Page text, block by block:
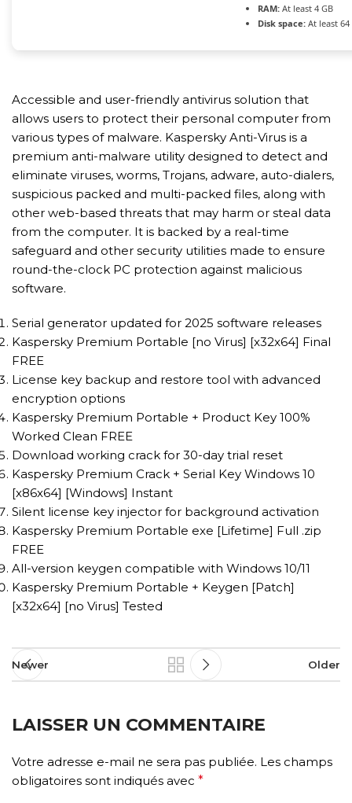
RAM: At least 4 GB
Disk space: At least 64
Accessible and user-friendly antivirus solution that
allows users to protect their personal computer from
various types of malware. Kaspersky Anti-Virus is a
premium anti-malware utility designed to detect and
eliminate viruses, worms, Trojans, adware, auto-dialers,
suspicious packed and multi-packed files, along with
other web-based threats that may harm or steal data
from the computer. It is backed by a real-time
safeguard and other security utilities made to ensure
round-the-clock PC protection against malicious
software.
Serial generator updated for 2025 software releases
Kaspersky Premium Portable [no Virus] [x32x64] Final
FREE
License key backup and restore tool with advanced
encryption options
Kaspersky Premium Portable + Product Key 100%
Worked Clean FREE
Download working crack for 30-day trial reset
Kaspersky Premium Crack + Serial Key Windows 10
[x86x64] [Windows] Instant
Silent license key injector for background activation
Kaspersky Premium Portable exe [Lifetime] Full .zip
FREE
All-version keygen compatible with Windows 10/11
Kaspersky Premium Portable + Keygen [Patch]
[x32x64] [no Virus] Tested
Newer Older
LAISSER UN COMMENTAIRE
Votre adresse e-mail ne sera pas publiée. Les champs
obligatoires sont indiqués avec *